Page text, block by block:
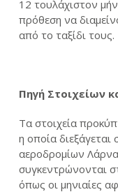
12 τουλάχιστον
πρόθεση να
από το ταξίδι τους.
Πηγή Στοιχείων
Τα στοιχεία
η οποία διεξάγεται
αεροδρομίων
συγκεντρώνονται
όπως οι μηνιαίες